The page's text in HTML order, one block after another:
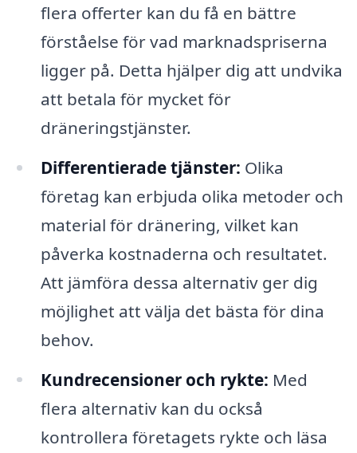
flera offerter kan du få en bättre
förståelse för vad marknadspriserna
ligger på. Detta hjälper dig att undvika
att betala för mycket för
dräneringstjänster.
Differentierade tjänster: Olika
företag kan erbjuda olika metoder och
material för dränering, vilket kan
påverka kostnaderna och resultatet.
Att jämföra dessa alternativ ger dig
möjlighet att välja det bästa för dina
behov.
Kundrecensioner och rykte: Med
flera alternativ kan du också
kontrollera företagets rykte och läsa